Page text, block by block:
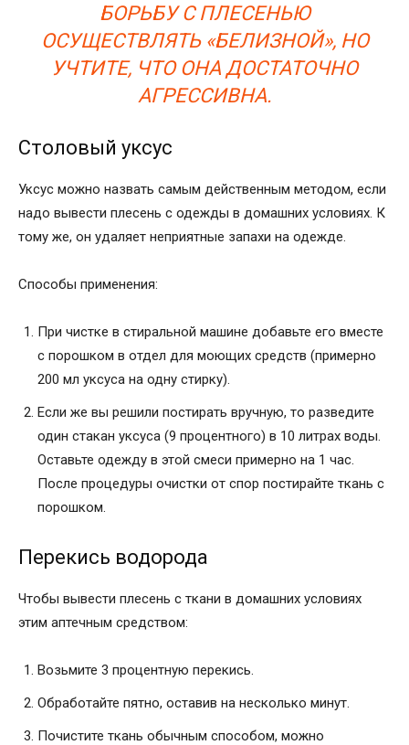
БОРЬБУ С ПЛЕСЕНЬЮ
ОСУЩЕСТВЛЯТЬ «БЕЛИЗНОЙ», НО
УЧТИТЕ, ЧТО ОНА ДОСТАТОЧНО
АГРЕССИВНА.
Столовый уксус
Уксус можно назвать самым действенным методом, если
надо вывести плесень с одежды в домашних условиях. К
тому же, он удаляет неприятные запахи на одежде.
Способы применения:
При чистке в стиральной машине добавьте его вместе
с порошком в отдел для моющих средств (примерно
200 мл уксуса на одну стирку).
Если же вы решили постирать вручную, то разведите
один стакан уксуса (9 процентного) в 10 литрах воды.
Оставьте одежду в этой смеси примерно на 1 час.
После процедуры очистки от спор постирайте ткань с
порошком.
Перекись водорода
Чтобы вывести плесень с ткани в домашних условиях
этим аптечным средством:
Возьмите 3 процентную перекись.
Обработайте пятно, оставив на несколько минут.
Почистите ткань обычным способом, можно